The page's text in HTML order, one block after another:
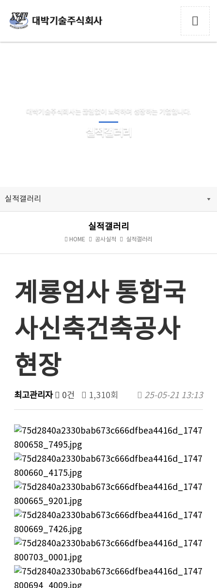
대박기술주식회사는 끊임없이 노력하며 성장하는 기업입니다.
실적갤러리
실적갤러리
실적갤러리
HOME 공사실적 실적갤러리
계룡엄사 통합국
사신축건축공사
현장
최고관리자 0건 1,310회 25-05-21 13:13